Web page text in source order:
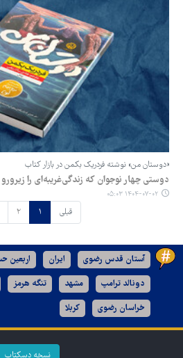
«دوستان من» نوشته فردریک بکمن در بازار کتاب
دوستی چهار نوجوان که زندگی‌غریبه‌ای را
۱۴۰۴-۰۷-۰۲ ۰۵:۰۳
قبلی ۱ ۲
آستان قدس رضوی ایران اربعین
دونالد ترامپ مشهد تنگه هرمز
خراسان رضوی کربلا
نسخه دسکتاپ